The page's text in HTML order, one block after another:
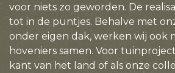
voor niets zo geworden. De
tot in de puntjes. Behalve met
onder eigen dak, werken wij ook
hoveniers samen. Voor
kant van het land of als onze